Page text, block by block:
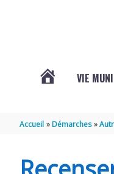
VIE
Accueil Démarches